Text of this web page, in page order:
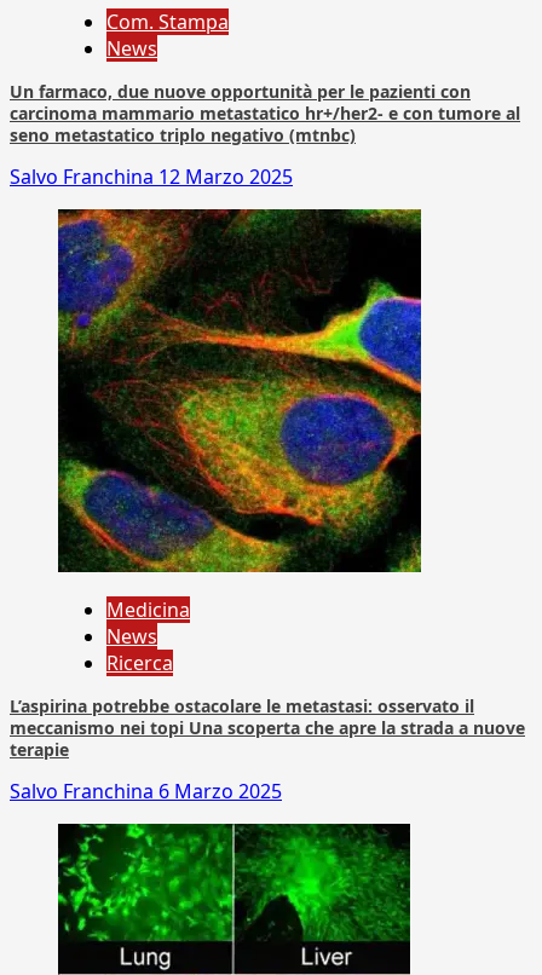
Com. Stampa
News
Un farmaco, due nuove opportunità per le pazienti con
carcinoma mammario metastatico hr+/her2- e con tumore al
seno metastatico triplo negativo (mtnbc)
Salvo Franchina 12 Marzo 2025
Medicina
News
Ricerca
L’aspirina potrebbe ostacolare le metastasi: osservato il
meccanismo nei topi Una scoperta che apre la strada a nuove
terapie
Salvo Franchina 6 Marzo 2025